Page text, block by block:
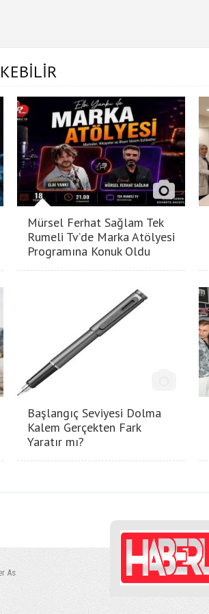
Mürsel Ferhat Sağlam Tek
Rumeli Tv’de Marka Atölyesi
Programına Konuk Oldu
Başlangıç Seviyesi Dolma
Kalem Gerçekten Fark
Yaratır mı?
As